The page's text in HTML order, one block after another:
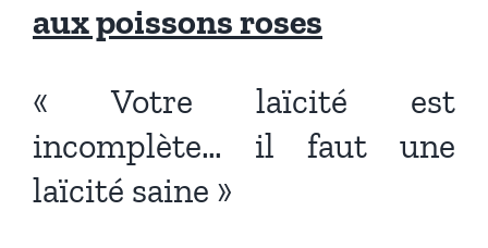
aux poissons roses
« Votre laïcité est
incomplète… il faut une
laïcité saine »